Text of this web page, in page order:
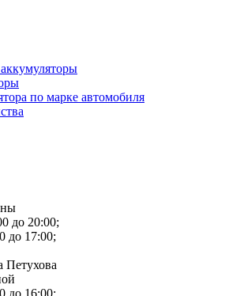
по марке автомобиля
до 20:00;
до 17:00;
Петухова